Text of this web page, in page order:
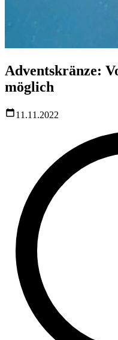
Adventskränze:
möglich
11.11.2022